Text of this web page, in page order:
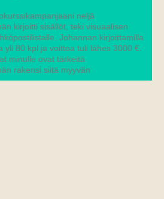
neljä
kirjoitti sisällöt, teki visuaalisen
Johannan kirjoittamilla
yli 80 kpl ja voittoa tuli lähes 3000 €.
minulle ovat tärkeitä
rakensi siitä myyvän